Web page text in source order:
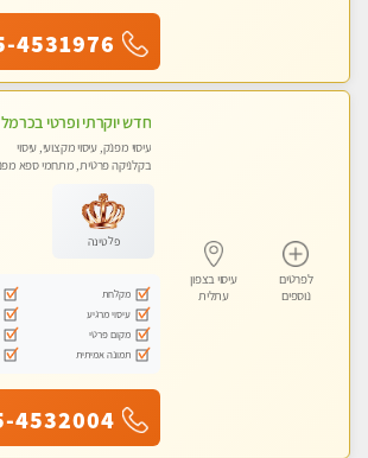
4531976
לפרטים
נוספים
עיסוי בצפון
עתלית
עיסוי מפנק, עיסוי מקצועי, עיסוי
בקלניקה פרטית, מתחמי ספא
פלטינה
מקלחת
עיסוי מרגיע
מקום פרטי
תמונה אמיתית
4532004